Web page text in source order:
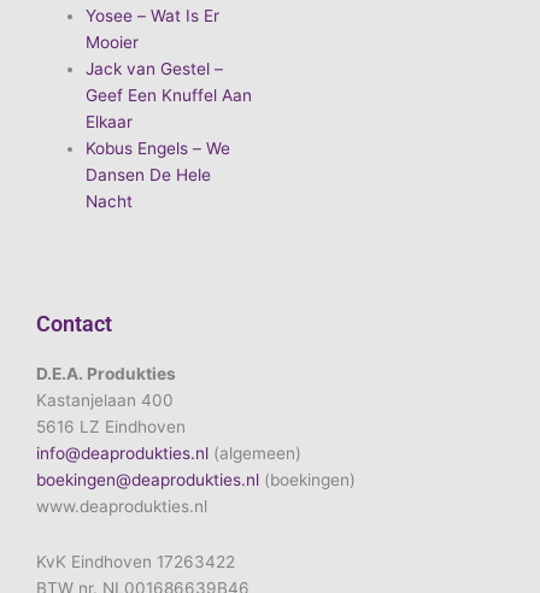
Yosee – Wat Is Er
Mooier
Jack van Gestel –
Geef Een Knuffel Aan
Elkaar
Kobus Engels – We
Dansen De Hele
Nacht
Contact
D.E.A. Produkties
Kastanjelaan 400
5616 LZ Eindhoven
info@deaprodukties.nl (algemeen)
boekingen@deaprodukties.nl (boekingen)
www.deaprodukties.nl
KvK Eindhoven 17263422
BTW nr. NL001686639B46